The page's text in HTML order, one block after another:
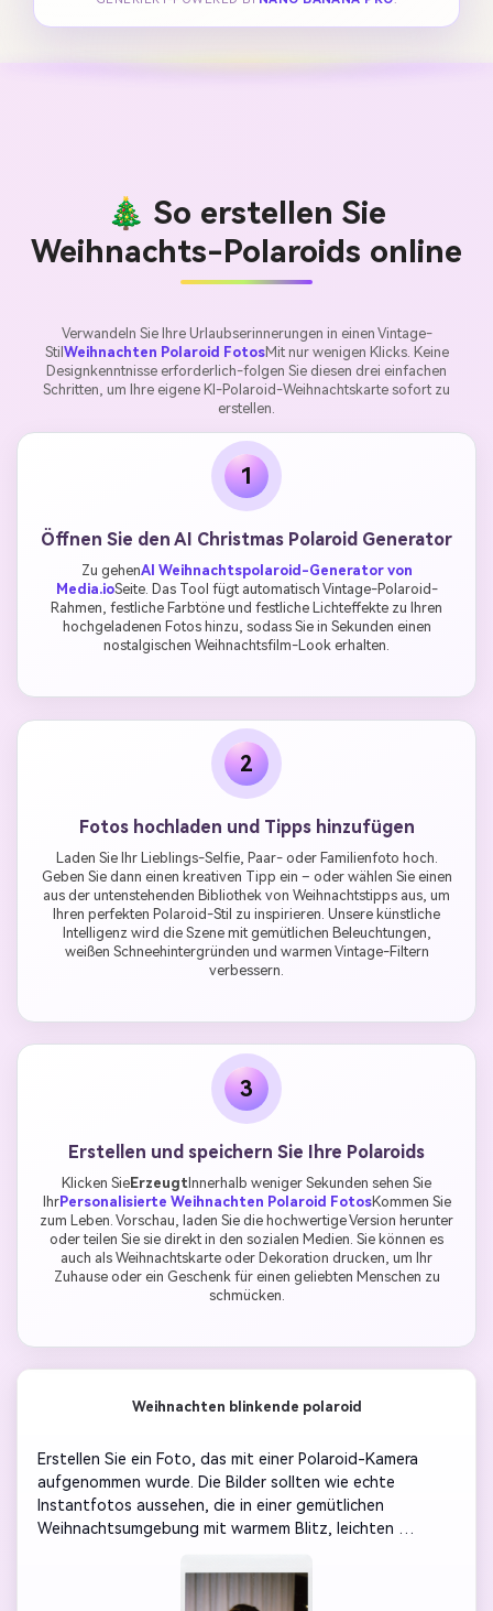
🎄 So erstellen Sie
Weihnachts-Polaroids online
Verwandeln Sie Ihre Urlaubserinnerungen in einen Vintage-
Stil Weihnachten Polaroid FotosMit nur wenigen Klicks. Keine
Designkenntnisse erforderlich-folgen Sie diesen drei einfachen
Schritten, um Ihre eigene KI-Polaroid-Weihnachtskarte sofort zu
erstellen.
1
Öffnen Sie den AI Christmas Polaroid Generator
Zu gehenAI Weihnachtspolaroid-Generator von
Media.ioSeite. Das Tool fügt automatisch Vintage-Polaroid-
Rahmen, festliche Farbtöne und festliche Lichteffekte zu Ihren
hochgeladenen Fotos hinzu, sodass Sie in Sekunden einen
nostalgischen Weihnachtsfilm-Look erhalten.
2
Fotos hochladen und Tipps hinzufügen
Laden Sie Ihr Lieblings-Selfie, Paar- oder Familienfoto hoch.
Geben Sie dann einen kreativen Tipp ein – oder wählen Sie einen
aus der untenstehenden Bibliothek von Weihnachtstipps aus, um
Ihren perfekten Polaroid-Stil zu inspirieren. Unsere künstliche
Intelligenz wird die Szene mit gemütlichen Beleuchtungen,
weißen Schneehintergründen und warmen Vintage-Filtern
verbessern.
3
Erstellen und speichern Sie Ihre Polaroids
Klicken SieErzeugtInnerhalb weniger Sekunden sehen Sie
IhrPersonalisierte Weihnachten Polaroid FotosKommen Sie
zum Leben. Vorschau, laden Sie die hochwertige Version herunter
oder teilen Sie sie direkt in den sozialen Medien. Sie können es
auch als Weihnachtskarte oder Dekoration drucken, um Ihr
Zuhause oder ein Geschenk für einen geliebten Menschen zu
schmücken.
Weihnachten blinkende polaroid
Erstellen Sie ein Foto, das mit einer Polaroid-Kamera
aufgenommen wurde. Die Bilder sollten wie echte
Instantfotos aussehen, die in einer gemütlichen
Weihnachtsumgebung mit warmem Blitz, leichten
Raum aufgenommen wurden. Ändern Sie den Hintergrund
hinter [Ihrem Foto] durch einen weich beleuchteten